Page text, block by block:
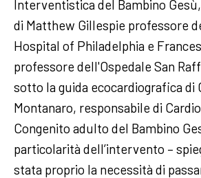
Interventistica del Bambino
di Matthew Gillespie professore
Hospital of Philadelphia e
professore dell'Ospedale San
sotto la guida ecocardiografica di
Montanaro, responsabile di
Congenito adulto del Bambino
particolarità dell’intervento –
stata proprio la necessità di